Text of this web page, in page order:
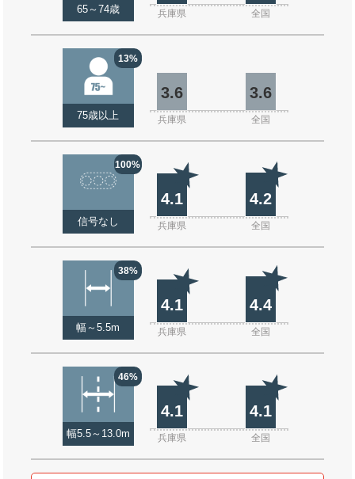
65～74歳 兵庫県 全国
13%
75歳以上
3.6 3.6
兵庫県 全国
100%
信号なし
4.1 4.2
兵庫県 全国
38%
幅～5.5m
4.1 4.4
兵庫県 全国
46%
幅5.5～13.0m
4.1 4.1
兵庫県 全国